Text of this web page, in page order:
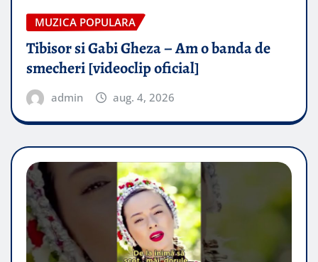
MUZICA POPULARA
Tibisor si Gabi Gheza – Am o banda de
smecheri [videoclip oficial]
admin aug. 4, 2026